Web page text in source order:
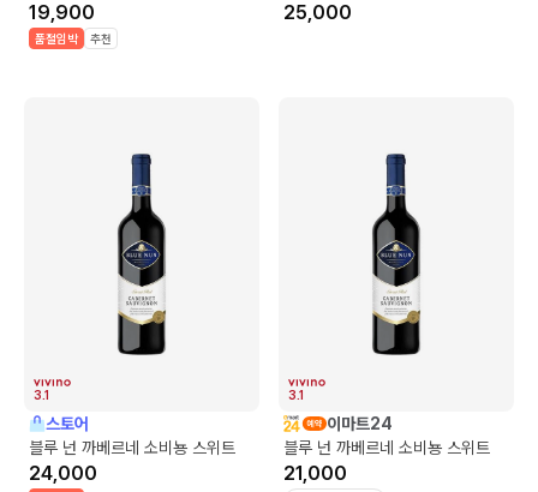
19,900
품절임박 추천
25,000
3.1
스토어
블루 넌 까베르네 소비뇽 스위트
24,000
3.1
이마트24
블루 넌 까베르네 소비뇽 스위트
21,000